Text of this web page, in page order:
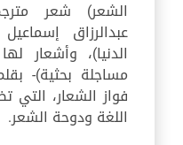
الشعر) شعر
عبدالرزاق
الدنيا)، وأشعار
مساجلة بحثية)-
فواز الشعار، التي
اللغة ودوحة الشعر.